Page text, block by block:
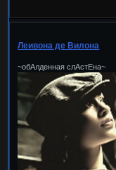
Леивона де Вилона
~обАлденная слАстЕна~